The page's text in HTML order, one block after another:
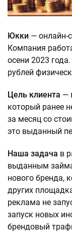
Юкки — онлайн-
Компания
осени 2023
рублей
Цель клиента —
который ранее
за месяц со
это выданный
Наша задача в
выданным
нового бренда,
других
реклама не
запуск новых
брендовый